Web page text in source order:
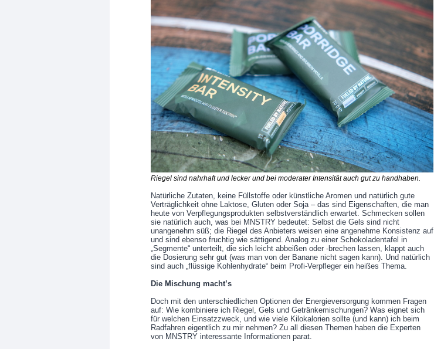
Riegel sind nahrhaft und lecker und bei moderater Intensität auch gut zu handhaben.
Natürliche Zutaten, keine Füllstoffe oder künstliche Aromen und natürlich gute
Verträglichkeit ohne Laktose, Gluten oder Soja – das sind Eigenschaften, die man
heute von Verpflegungsprodukten selbstverständlich erwartet. Schmecken sollen
sie natürlich auch, was bei MNSTRY bedeutet: Selbst die Gels sind nicht
unangenehm süß; die Riegel des Anbieters weisen eine angenehme Konsistenz auf
und sind ebenso fruchtig wie sättigend. Analog zu einer Schokoladentafel in
„Segmente“ unterteilt, die sich leicht abbeißen oder -brechen lassen, klappt auch
die Dosierung sehr gut (was man von der Banane nicht sagen kann). Und natürlich
sind auch „flüssige Kohlenhydrate“ beim Profi-Verpfleger ein heißes Thema.
Die Mischung macht’s
Doch mit den unterschiedlichen Optionen der Energieversorgung kommen Fragen
auf: Wie kombiniere ich Riegel, Gels und Getränkemischungen? Was eignet sich
für welchen Einsatzzweck, und wie viele Kilokalorien sollte (und kann) ich beim
Radfahren eigentlich zu mir nehmen? Zu all diesen Themen haben die Experten
von MNSTRY interessante Informationen parat.